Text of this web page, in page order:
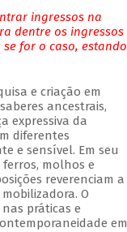
ingressos na
dentre os ingressos
for o caso, estando
e criação em
ancestrais,
expressiva da
diferentes
e sensível. Em seu
molhos e
reverenciam a
O
práticas e
em